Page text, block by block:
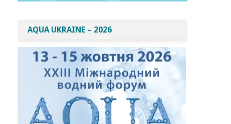
AQUA UKRAINE – 2026